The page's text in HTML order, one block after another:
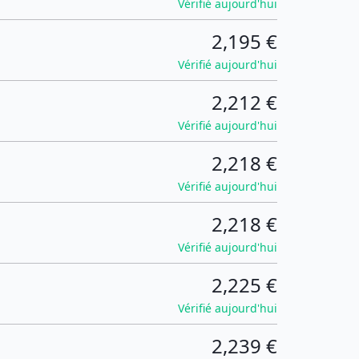
Vérifié aujourd'hui
2,195 €
Vérifié aujourd'hui
2,212 €
Vérifié aujourd'hui
2,218 €
Vérifié aujourd'hui
2,218 €
Vérifié aujourd'hui
2,225 €
Vérifié aujourd'hui
2,239 €